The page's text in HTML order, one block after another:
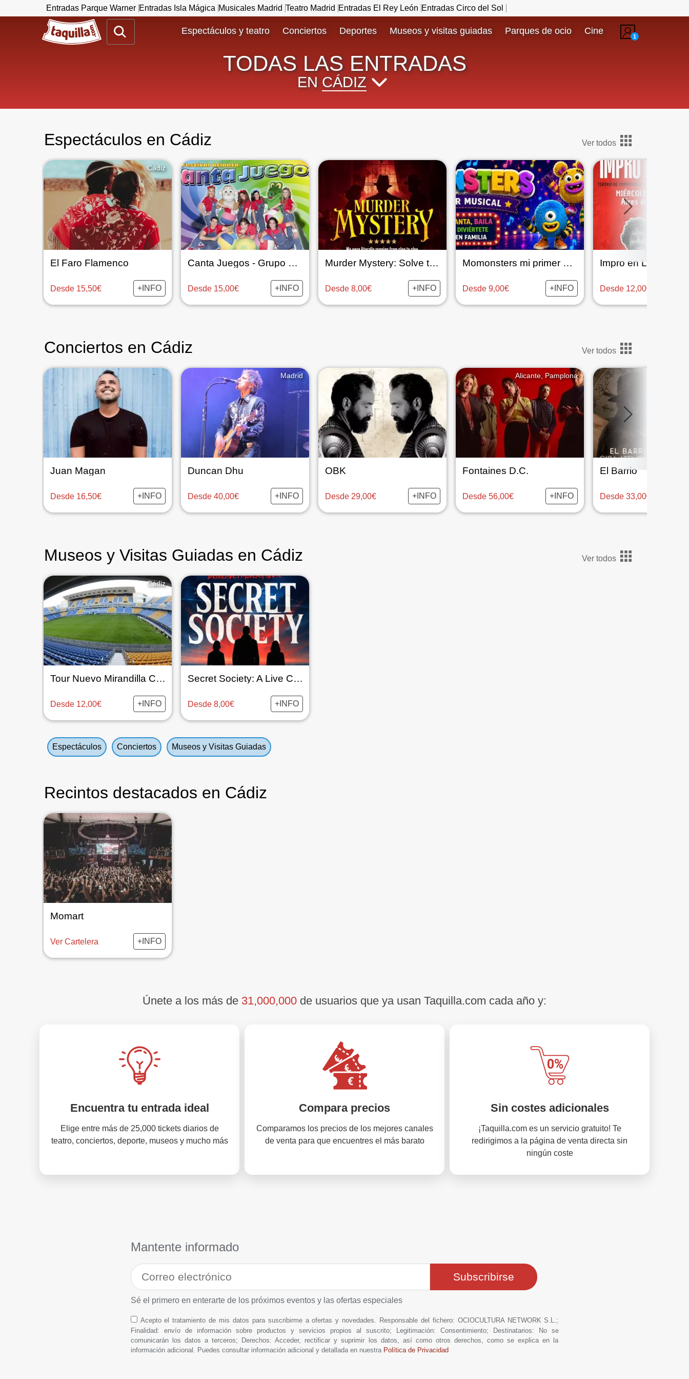
Entradas Parque Warner Entradas Isla Mágica Musicales Madrid Teatro Madrid Entradas El Rey León Entradas Circo del Sol
www.taquilla.com
1
Espectáculos y teatro Conciertos Deportes Museos y visitas guiadas Parques de ocio Cine
TODAS LAS ENTRADAS
EN CÁDIZ
Espectáculos en Cádiz Ver todos
Cádiz
El Faro Flamenco
Desde 15,50€ +INFO
Canta Juegos - Grupo Golosina
Desde 15,00€ +INFO
Murder Mystery: Solve the case!
Desde 8,00€ +INFO
Momonsters mi primer musical en Elda
Desde 9,00€ +INFO Desde 12,00€
Conciertos en Cádiz Ver todos
Juan Magan
Desde 16,50€ +INFO
Madrid
Duncan Dhu
Desde 40,00€ +INFO
OBK
Desde 29,00€ +INFO
Alicante, Pamplona
Fontaines D.C.
Desde 56,00€ +INFO
El Barrio
Desde 33,00€
Museos y Visitas Guiadas en Cádiz Ver todos
Cádiz
Tour Nuevo Mirandilla Cádiz Club
Desde 12,00€ +INFO
Secret Society: A Live Conspiracy Game
Desde 8,00€ +INFO
Espectáculos Conciertos Museos y Visitas Guiadas
Recintos destacados en Cádiz
Momart
Ver Cartelera +INFO
Únete a los más de 31,000,000 de usuarios que ya usan Taquilla.com cada año y:
Encuentra tu entrada ideal
Elige entre más de 25,000 tickets diarios de
teatro, conciertos, deporte, museos y mucho más
Compara precios
Comparamos los precios de los mejores canales
de venta para que encuentres el más barato
Sin costes adicionales
¡Taquilla.com es un servicio gratuito! Te
redirigimos a la página de venta directa sin
ningún coste
Mantente informado
Sé el primero en enterarte de los próximos eventos y las ofertas especiales
Acepto el tratamiento de mis datos para suscribirme a ofertas y novedades. Responsable del fichero: OCIOCULTURA NETWORK S.L.;
Finalidad: envío de información sobre productos y servicios propios al suscrito; Legitimación: Consentimiento; Destinatarios: No se
comunicarán los datos a terceros; Derechos: Acceder, rectificar y suprimir los datos, así como otros derechos, como se explica en la
información adicional. Puedes consultar información adicional y detallada en nuestra Política de Privacidad